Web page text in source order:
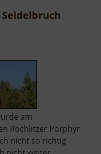
am
Rochlitzer Porphyr
nicht so richtig